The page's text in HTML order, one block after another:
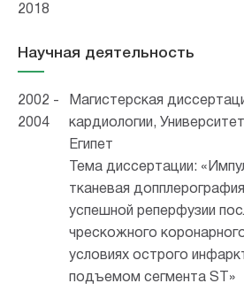
2018
Научная деятельность
2002 -
2004
Магистерская
кардиологии,
Египет
Тема диссертации:
тканевая
успешной реперфузии
чрескожного
условиях острого
подъемом сегмента ST»